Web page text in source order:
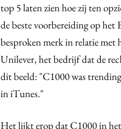
top 5 laten zien hoe zij ten
de beste voorbereiding op het
besproken merk in relatie
Unilever, het bedrijf dat de
dit beeld: "C1000 was
in iTunes."
Het lijkt erop dat C1000 in het